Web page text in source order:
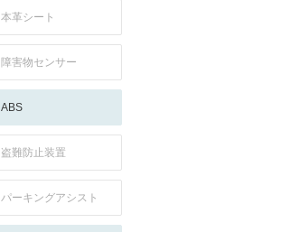
本革シート
障害物センサー
ABS
盗難防止装置
パーキングアシスト